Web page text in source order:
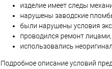
изделие имеет следы
нарушены заводские
были нарушены условия
проводился ремонт
использовались
Подробное описание условий